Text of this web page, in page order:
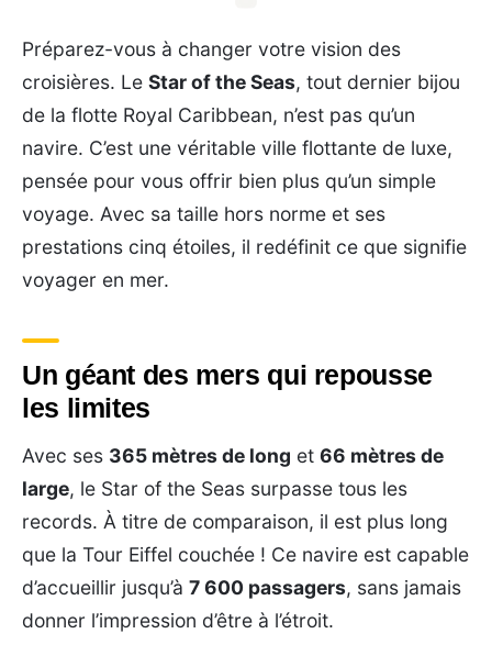
Préparez-vous à changer votre vision des
croisières. Le Star of the Seas, tout dernier bijou
de la flotte Royal Caribbean, n’est pas qu’un
navire. C’est une véritable ville flottante de luxe,
pensée pour vous offrir bien plus qu’un simple
voyage. Avec sa taille hors norme et ses
prestations cinq étoiles, il redéfinit ce que signifie
voyager en mer.
Un géant des mers qui repousse
les limites
Avec ses 365 mètres de long et 66 mètres de
large, le Star of the Seas surpasse tous les
records. À titre de comparaison, il est plus long
que la Tour Eiffel couchée ! Ce navire est capable
d’accueillir jusqu’à 7 600 passagers, sans jamais
donner l’impression d’être à l’étroit.